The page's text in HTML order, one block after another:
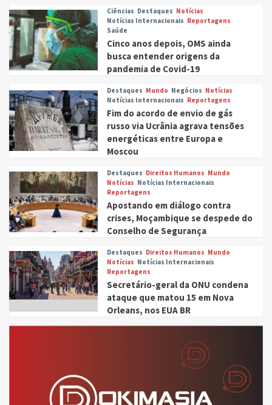
Ciências Destaques Notícias
Notícias Internacionais Reportagens
Saúde
Cinco anos depois, OMS ainda
busca entender origens da
pandemia de Covid-19
Destaques Mundo Negócios Notícias
Notícias Internacionais Reportagens
Fim do acordo de envio de gás
russo via Ucrânia agrava tensões
energéticas entre Europa e
Moscou
Destaques Direitos Humanos Mundo
Notícias Notícias Internacionais
Reportagens
Apostando em diálogo contra
crises, Moçambique se despede do
Conselho de Segurança
Destaques Direitos Humanos Mundo
Notícias Notícias Internacionais
Reportagens
Secretário-geral da ONU condena
ataque que matou 15 em Nova
Orleans, nos EUA BR